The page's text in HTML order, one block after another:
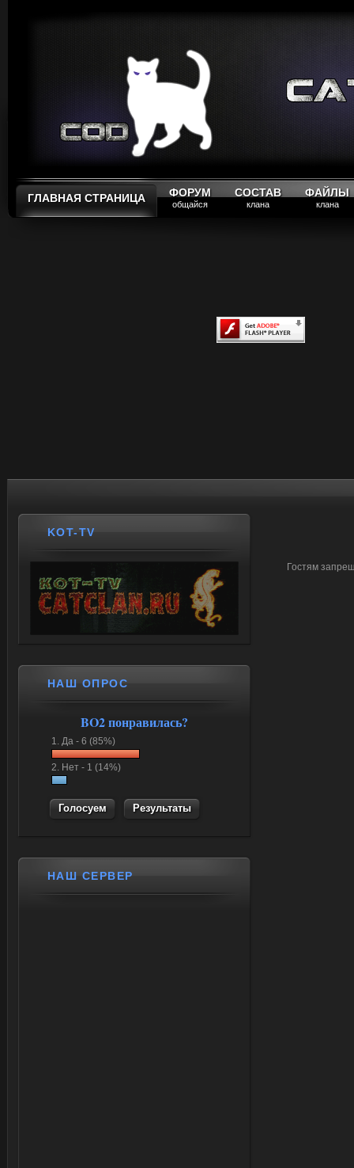
ГЛАВНАЯ СТРАНИЦА ФОРУМ
общайся
СОСТАВ
клана
ФАЙЛЫ
клана
Гостям
KOT-TV
НАШ ОПРОС
BO2 понравилась?
1. Да - 6 (85%)
2. Нет - 1 (14%)
Результаты
НАШ СЕРВЕР